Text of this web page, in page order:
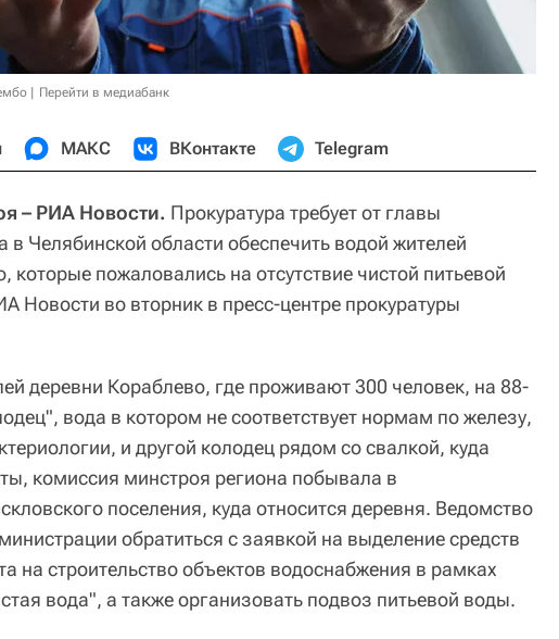
Перейти в медиабанк
МАКС ВКонтакте Telegram
– РИА Новости. Прокуратура требует от главы
в Челябинской области обеспечить водой жителей
которые пожаловались на отсутствие чистой питьевой
Новости во вторник в пресс-центре прокуратуры
деревни Кораблево, где проживают 300 человек, на 88-
вода в котором не соответствует нормам по железу,
и другой колодец рядом со свалкой, куда
комиссия минстроя региона побывала в
поселения, куда относится деревня. Ведомство
обратиться с заявкой на выделение средств
на строительство объектов водоснабжения в рамках
вода", а также организовать подвоз питьевой воды.